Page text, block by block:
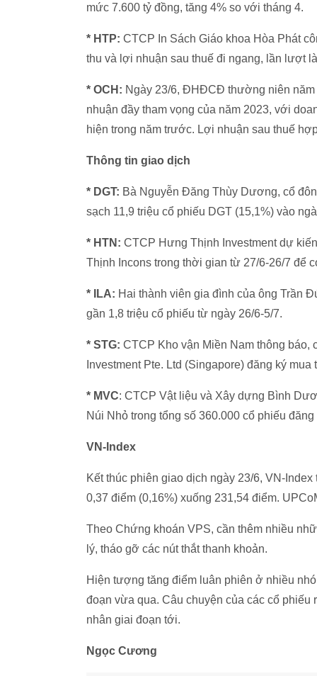
mức 7.600 tỷ đồng, tăng 4% so với tháng 4.
* HTP: CTCP In Sách Giáo khoa Hòa Phát
thu và lợi nhuận sau thuế đi ngang, lần lượt
* OCH: Ngày 23/6, ĐHĐCĐ thường niên
nhuận đầy tham vọng của năm 2023, với
hiện trong năm trước. Lợi nhuận sau thuế
Thông tin giao dịch
* DGT: Bà Nguyễn Đăng Thùy Dương, cổ
sạch 11,9 triệu cổ phiếu DGT (15,1%) vào
* HTN: CTCP Hưng Thịnh Investment dự
Thịnh Incons trong thời gian từ 27/6-26/7 để
* ILA: Hai thành viên gia đình của ông Trần
gần 1,8 triệu cổ phiếu từ ngày 26/6-5/7.
* STG: CTCP Kho vận Miền Nam thông
Investment Pte. Ltd (Singapore) đăng ký
* MVC: CTCP Vật liệu và Xây dựng Bình
Núi Nhỏ trong tổng số 360.000 cổ phiếu
VN-Index
Kết thúc phiên giao dịch ngày 23/6, VN-
0,37 điểm (0,16%) xuống 231,54 điểm.
Theo Chứng khoán VPS, cần thêm nhiều
lý, tháo gỡ các nút thắt thanh khoản.
Hiện tượng tăng điểm luân phiên ở nhiều
đoạn vừa qua. Câu chuyện của các cổ phiếu
nhân giai đoạn tới.
Ngọc Cương